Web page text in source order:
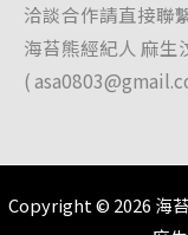
洽談合作請直接聯
海苔熊經紀人 麻生
(
Copyright © 2026 海